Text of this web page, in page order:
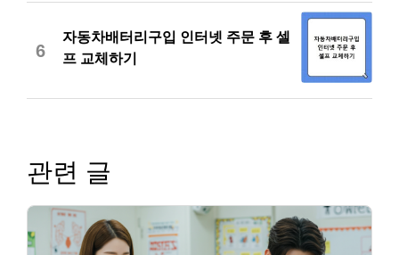
6
자동차배터리구입 인터넷 주문 후 셀
프 교체하기
관련 글